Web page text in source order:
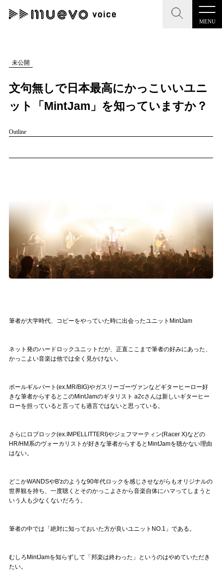
MENU
CLOSE
記事を検索する
人気ワード
#男性SSW #ポップス #女性SSW #ロック
CLOSE
"読者の声を形にする”音楽特化メディア
MENU
お問い合わせ
記事リクエスト
ログイン
ぶいクラ！by muevo
ぶいマガ！ by muevo
Official SNS
未公開
文句無しで日本最高にかっこいいユニ
ット「MintJam」を知っていますか？
Outline
筆者が大学時代、コピーをやっていた時に出会ったユニットMintJam
ネット発のハードロックユニットだが、正直ここまで筆者の好みにあった、
かっこよい音楽は他では全く見かけない。
ポールギルバート(ex.MR/BIG)やガスリーゴーヴァンなどギターヒーロー好
きな筆者からするとこのMintJamのギタリスト a2cさんは新しいギターヒー
ローを担っていると言っても過言ではないと思っている。
さらにロブロック(ex.IMPELLITTERI)やジェフマーティン(Racer X)などの
HR/HM系のヴォーカリストが好きな筆者からするとMintJamを聴かない理由
はない。
どこかWANDSやB'zのような90年代ロックを感じさせながらもオリジナルの
世界観を持ち、一度聴くとそのかっこよさから音楽自体にハマってしまうと
いう人も少なくないだろう。
筆者の中では「絶対に知っておいた方が良いユニットNO.1」である。
むしろMintJamを知らずして「邦楽は終わった」というのはやめていただき
たい。